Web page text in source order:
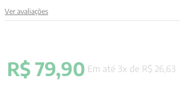
Ver avaliações
R$ 79,90 Em até 3x de R$ 26 63